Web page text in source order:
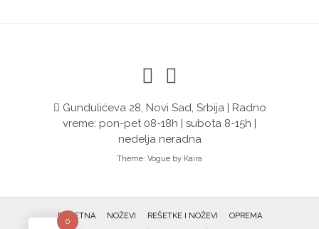
Gundulićeva 28, Novi Sad, Srbija | Radno
vreme: pon-pet 08-18h | subota 8-15h |
nedelja neradna
Theme: Vogue by Kaira
POČETNA NOŽEVI REŠETKE I NOŽEVI
OPREMA
0